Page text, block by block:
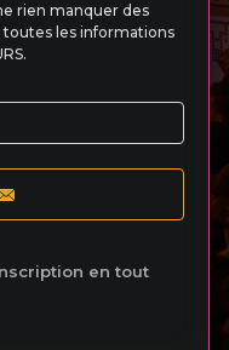
rien manquer des
les informations
en tout